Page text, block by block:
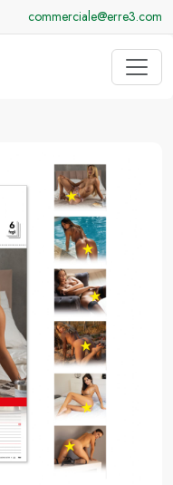
commerciale@erre3.com